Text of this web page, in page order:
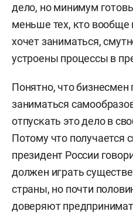
дело, но минимум
меньше тех, кто вообще
хочет заниматься,
устроены процессы в
Понятно, что
заниматься
отпускать это дело в
Потому что получается
президент России
должен играть
страны, но почти
доверяют